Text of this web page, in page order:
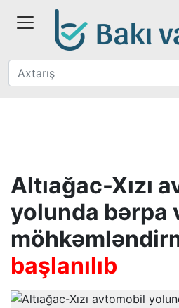
Altıağac-Xızı
yolunda bərpa
başlanılıb